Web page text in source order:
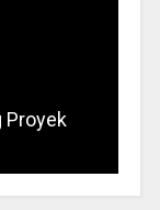
Proyek